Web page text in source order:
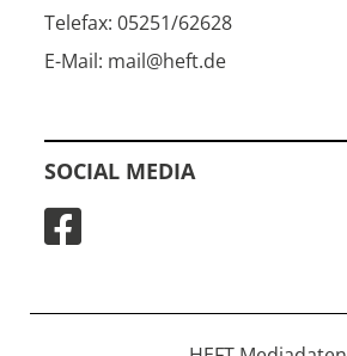
Telefax: 05251/62628
E-Mail: mail@heft.de
SOCIAL MEDIA